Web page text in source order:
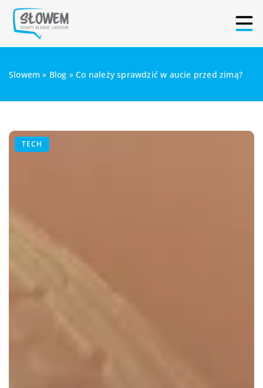
Slowem » Blog »Co należy sprawdzić w aucie przed zimą?
TECH